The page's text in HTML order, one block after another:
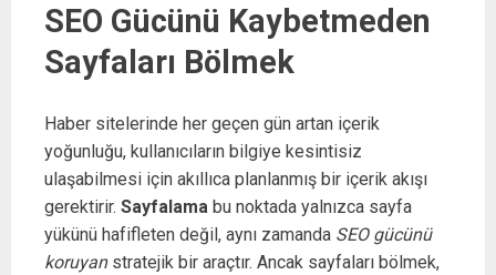
SEO Gücünü Kaybetmeden
Sayfaları Bölmek
Haber sitelerinde her geçen gün artan içerik
yoğunluğu, kullanıcıların bilgiye kesintisiz
ulaşabilmesi için akıllıca planlanmış bir içerik akışı
gerektirir. Sayfalama bu noktada yalnızca sayfa
yükünü hafifleten değil, aynı zamanda SEO gücünü
koruyanstratejik bir araçtır. Ancak sayfaları bölmek,